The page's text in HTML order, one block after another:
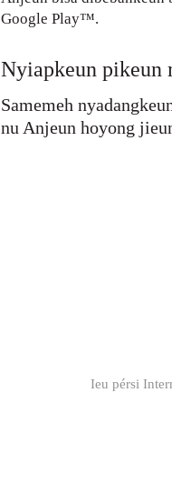
Google Play™.
Nyiapkeun pikeun
Samemeh
nu Anjeun hoyong
Ieu pérsi